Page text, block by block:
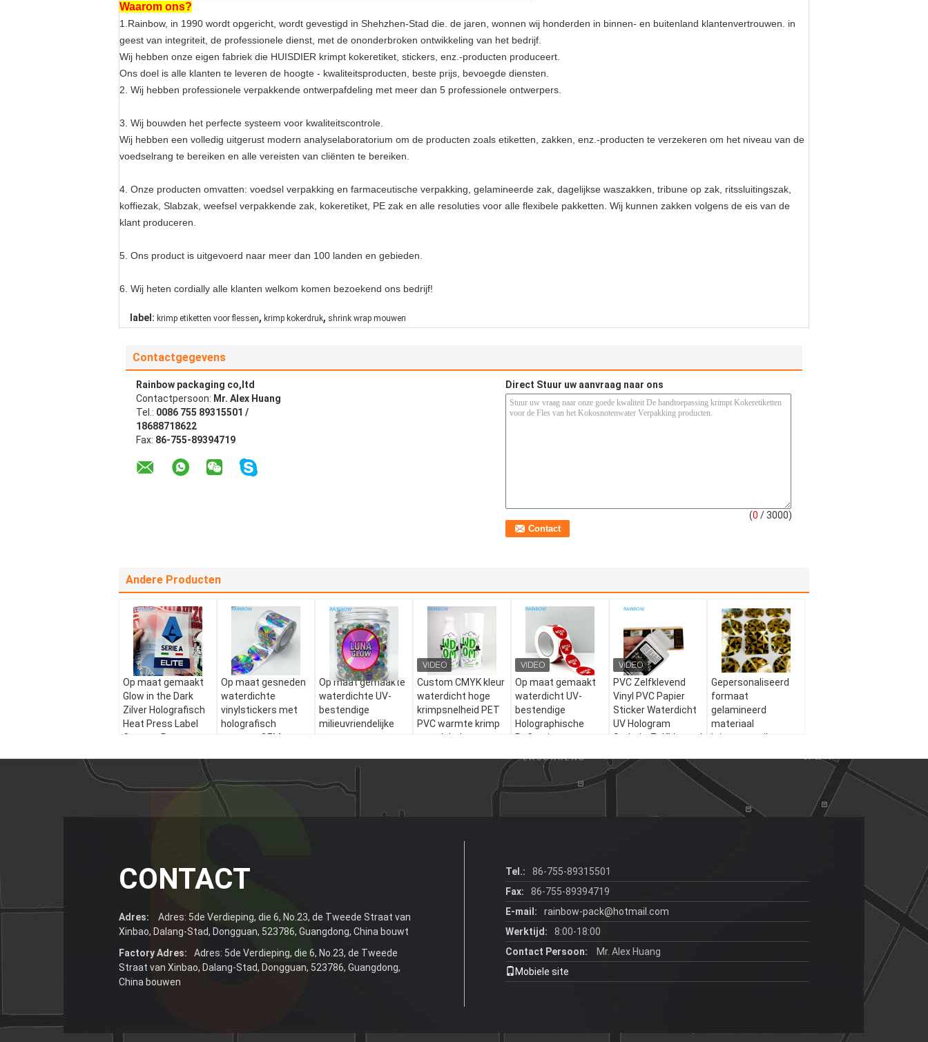
Waarom ons?
1.Rainbow, in 1990 wordt opgericht, wordt gevestigd in Shehzhen-Stad die. de jaren, wonnen wij honderden in binnen- en buitenland klantenvertrouwen. in
geest van integriteit, de professionele dienst, met de ononderbroken ontwikkeling van het bedrijf.
Wij hebben onze eigen fabriek die HUISDIER krimpt kokeretiket, stickers, enz.-producten produceert.
Ons doel is alle klanten te leveren de hoogte - kwaliteitsproducten, beste prijs, bevoegde diensten.
2. Wij hebben professionele verpakkende ontwerpafdeling met meer dan 5 professionele ontwerpers.
3. Wij bouwden het perfecte systeem voor kwaliteitscontrole.
Wij hebben een volledig uitgerust modern analyselaboratorium om de producten zoals etiketten, zakken, enz.-producten te verzekeren om het niveau van de
voedselrang te bereiken en alle vereisten van cliënten te bereiken.
4. Onze producten omvatten: voedsel verpakking en farmaceutische verpakking, gelamineerde zak, dagelijkse waszakken, tribune op zak, ritssluitingszak,
koffiezak, Slabzak, weefsel verpakkende zak, kokeretiket, PE zak en alle resoluties voor alle flexibele pakketten. Wij kunnen zakken volgens de eis van de
klant produceren.
5. Ons product is uitgevoerd naar meer dan 100 landen en gebieden.
6. Wij heten cordially alle klanten welkom komen bezoekend ons bedrijf!
label: krimp etiketten voor flessen, krimp kokerdruk, shrink wrap mouwen
Contactgegevens
Rainbow packaging co,ltd
Contactpersoon: Mr. Alex Huang
Tel.: 0086 755 89315501 /
18688718622
Fax: 86-755-89394719
Direct Stuur uw aanvraag naar ons
(0 / 3000)
Andere Producten
Op maat gemaakt
Glow in the Dark
Zilver Holografisch
Heat Press Label
Custom Patroon
Op maat gesneden
waterdichte
vinylstickers met
holografisch
ontwerp OEM-
ambachten
Op maat gemaakte
waterdichte UV-
bestendige
milieuvriendelijke
zelfklevende
vinylstickers voor
industrie
Custom CMYK kleur
waterdicht hoge
krimpsnelheid PET
PVC warmte krimp
wrap labels voor
Op maat gemaakt
waterdicht UV-
bestendige
Holographische
Reflectieve
voor flessen
PVC Zelfklevend
Vinyl PVC Papier
Sticker Waterdicht
UV Hologram
Gedrukt Zelfklevend
Verpakkingsetiketten
Gepersonaliseerd
formaat
gelamineerd
materiaal
krimparmetiket
Gecertificeerde
kleverige sticker
CONTACT
Adres:
Adres: 5de Verdieping, die 6, No.23, de Tweede Straat van
Xinbao, Dalang-Stad, Dongguan, 523786, Guangdong, China bouwt
Factory Adres:
Adres: 5de Verdieping, die 6, No.23, de Tweede
Straat van Xinbao, Dalang-Stad, Dongguan, 523786, Guangdong,
China bouwen
Tel.:
86-755-89315501
Fax:
86-755-89394719
E-mail:
rainbow-pack@hotmail.com
Werktijd:
8:00-18:00
Contact Persoon:
Mr. Alex Huang
Mobiele site